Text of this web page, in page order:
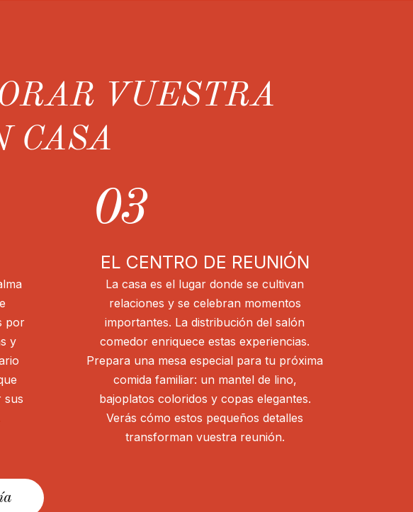
VUESTRA
CASA
por
y
sus
03
EL CENTRO DE REUNIÓN
La casa es el lugar donde se cultivan
relaciones y se celebran momentos
importantes. La distribución del salón
comedor enriquece estas experiencias.
Prepara una mesa especial para tu próxima
comida familiar: un mantel de lino,
bajoplatos coloridos y copas elegantes.
Verás cómo estos pequeños detalles
transforman vuestra reunión.